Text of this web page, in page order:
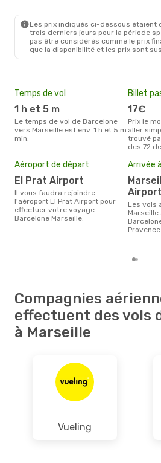
Les prix indiqués ci-dessous étaient
trois derniers jours pour la période
pas être considérés comme le prix
que la disponibilité et les prix sont
Temps de vol
1 h et 5 m
Le temps de vol de Barcelone
vers Marseille est env. 1 h et 5 m
min.
Billet
17€
Prix le moins cher pour un billet
aller
trouvé
des 72
Aéroport de départ
El Prat Airport
Il vous faudra rejoindre
l'aéroport El Prat Airport pour
effectuer votre voyage
Barcelone Marseille.
Arrivée
Marseille-Provence
Airport
Les vols ayant pour destination
Compagnies
effectuent des vols
à Marseille
Vueling